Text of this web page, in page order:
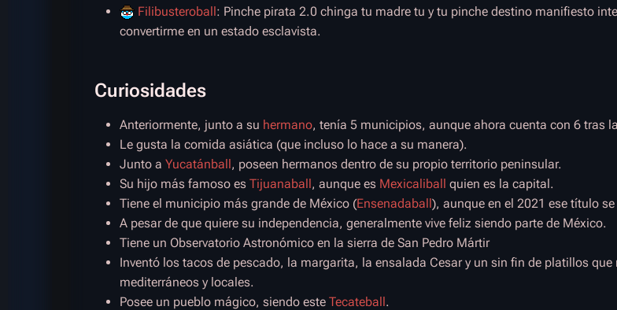
Filibusteroball: Pinche pirata 2.0 chinga tu madre tu y tu pinche destino manifiesto
convertirme en un estado esclavista.
Curiosidades
Anteriormente, junto a su hermano, tenía 5 municipios, aunque ahora cuenta con 6 tras
Le gusta la comida asiática (que incluso lo hace a su manera).
Junto a Yucatánball, poseen hermanos dentro de su propio territorio peninsular.
Su hijo más famoso es Tijuanaball, aunque es Mexicaliball quien es la capital.
Tiene el municipio más grande de México (Ensenadaball), aunque en el 2021 ese título
A pesar de que quiere su independencia, generalmente vive feliz siendo parte de México.
Tiene un Observatorio Astronómico en la sierra de San Pedro Mártir
Inventó los tacos de pescado, la margarita, la ensalada Cesar y un sin fin de platillos
mediterráneos y locales.
Posee un pueblo mágico, siendo este Tecateball.